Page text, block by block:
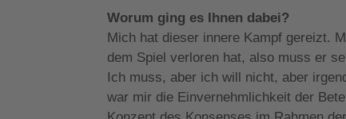
Worum ging es Ihnen dabei?
Mich hat dieser innere Kampf gereizt.
dem Spiel verloren hat, also muss er
Ich muss, aber ich will nicht, aber
war mir die Einvernehmlichkeit der